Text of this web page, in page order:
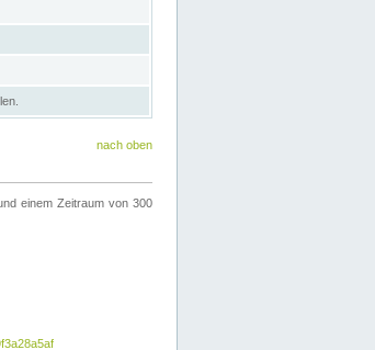
nach oben
einem Zeitraum von 300